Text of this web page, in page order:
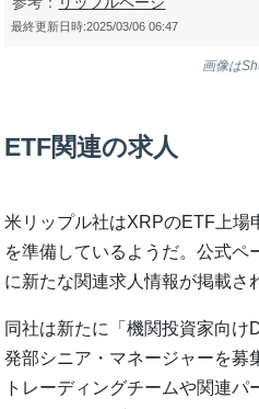
最終更新日時:2025/03/06 06:47
画像は
ETF関連の求人
米リップル社はXRPのETF上場
を準備しているようだ。公式ペ
に新たな関連求人情報が掲載さ
同社は新たに「機関投資家向け
発部シニア・マネージャーを募
トレーディングチームや関連